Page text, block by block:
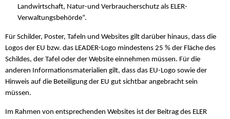
Landwirtschaft, Natur-und Verbraucherschutz als ELER-
Verwaltungsbehörde“.
Für Schilder, Poster, Tafeln und Websites gilt darüber hinaus, dass die
Logos der EU bzw. das LEADER-Logo mindestens 25 % der Fläche des
Schildes, der Tafel oder der Website einnehmen müssen. Für die
anderen Informationsmaterialien gilt, dass das EU-Logo sowie der
Hinweis auf die Beteiligung der EU gut sichtbar angebracht sein
müssen.
Im Rahmen von entsprechenden Websites ist der Beitrag des ELER